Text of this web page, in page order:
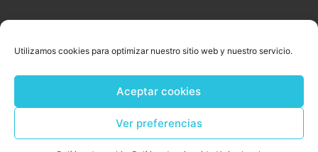
Utilizamos cookies para optimizar nuestro sitio web y nuestro servicio.
Aceptar cookies
Ver preferencias